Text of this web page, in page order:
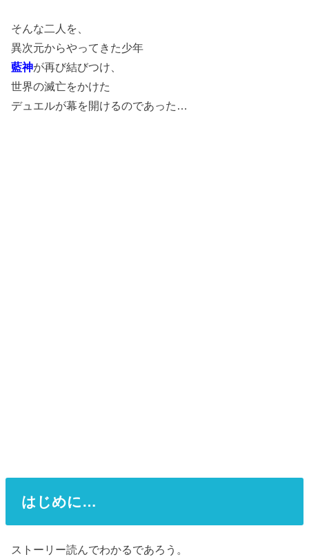
そんな二人を、
異次元からやってきた少年
藍神が再び結びつけ、
世界の滅亡をかけた
デュエルが幕を開けるのであった…
はじめに…
ストーリー読んでわかるであろう。